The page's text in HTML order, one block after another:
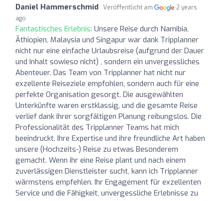
Daniel Hammerschmid Veröffentlicht am
2 years
ago
Fantastisches Erlebnis: Unsere Reise durch Namibia,
Äthiopien, Malaysia und Singapur war dank Tripplanner
nicht nur eine einfache Urlaubsreise (aufgrund der Dauer
und Inhalt sowieso nicht) , sondern ein unvergessliches
Abenteuer. Das Team von Tripplanner hat nicht nur
exzellente Reiseziele empfohlen, sondern auch für eine
perfekte Organisation gesorgt. Die ausgewählten
Unterkünfte waren erstklassig, und die gesamte Reise
verlief dank ihrer sorgfältigen Planung reibungslos. Die
Professionalität des Tripplanner Teams hat mich
beeindruckt. Ihre Expertise und ihre freundliche Art haben
unsere (Hochzeits-) Reise zu etwas Besonderem
gemacht. Wenn ihr eine Reise plant und nach einem
zuverlässigen Dienstleister sucht, kann ich Tripplanner
wärmstens empfehlen. Ihr Engagement für exzellenten
Service und die Fähigkeit, unvergessliche Erlebnisse zu